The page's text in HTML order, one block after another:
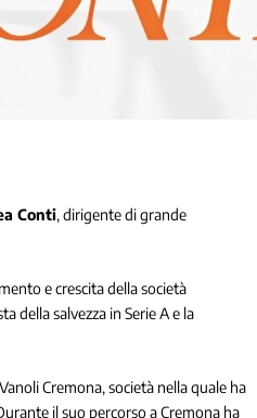
Conti, dirigente di grande
e crescita della società
della salvezza in Serie A e la
Cremona, società nella quale ha
il suo percorso a Cremona ha